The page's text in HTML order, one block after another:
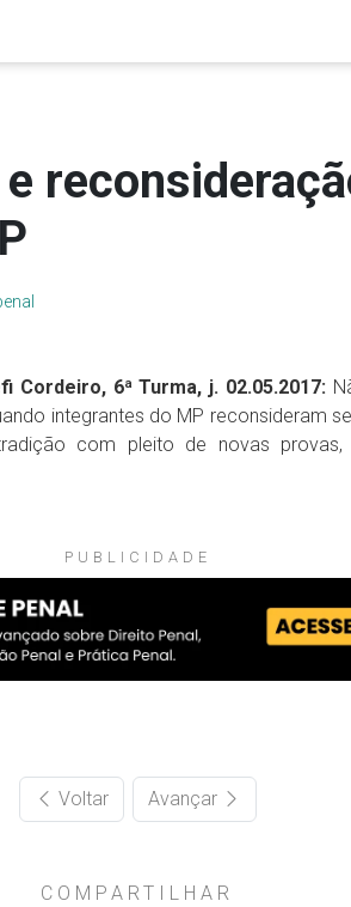
Cordeiro, 6ª Turma, j. 02.05.2017:
integrantes do MP reconsideram
com pleito de novas provas,
PUBLICIDADE
Voltar Avançar
COMPARTILHAR